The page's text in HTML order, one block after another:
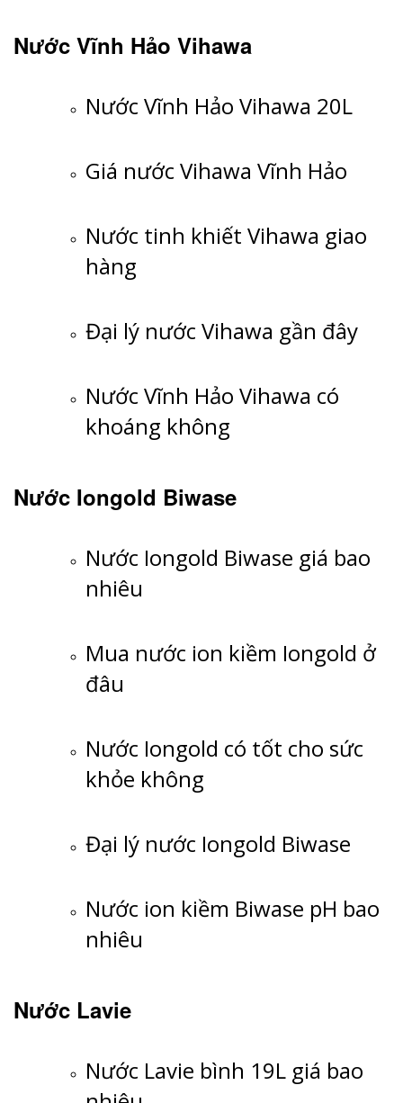
Nước Vĩnh Hảo Vihawa
Nước Vĩnh Hảo Vihawa 20L
Giá nước Vihawa Vĩnh Hảo
Nước tinh khiết Vihawa giao
hàng
Đại lý nước Vihawa gần đây
Nước Vĩnh Hảo Vihawa có
khoáng không
Nước Iongold Biwase
Nước Iongold Biwase giá bao
nhiêu
Mua nước ion kiềm Iongold ở
đâu
Nước Iongold có tốt cho sức
khỏe không
Đại lý nước Iongold Biwase
Nước ion kiềm Biwase pH bao
nhiêu
Nước Lavie
Nước Lavie bình 19L giá bao